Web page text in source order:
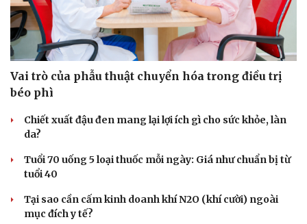
Vai trò của phẫu thuật chuyển hóa trong điều trị
béo phì
Chiết xuất đậu đen mang lại lợi ích gì cho sức khỏe, làn
da?
Tuổi 70 uống 5 loại thuốc mỗi ngày: Giá như chuẩn bị từ
tuổi 40
Tại sao cần cấm kinh doanh khí N2O (khí cười) ngoài
mục đích y tế?